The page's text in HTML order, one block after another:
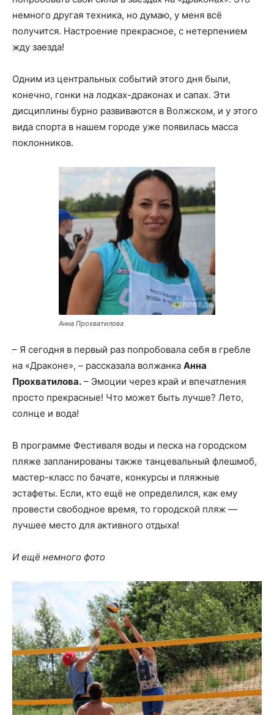
немного другая техника, но думаю, у меня всё
получится. Настроение прекрасное, с нетерпением
жду заезда!
Одним из центральных событий этого дня были,
конечно, гонки на лодках-драконах и сапах. Эти
дисциплины бурно развиваются в Волжском, и у этого
вида спорта в нашем городе уже появилась масса
поклонников.
Анна Прохватилова
– Я сегодня в первый раз попробовала себя в гребле
на «Драконе», – рассказала волжанка Анна
Прохватилова. – Эмоции через край и впечатления
просто прекрасные! Что может быть лучше? Лето,
солнце и вода!
В программе Фестиваля воды и песка на городском
пляже запланированы также танцевальный флешмоб,
мастер-класс по бачате, конкурсы и пляжные
эстафеты. Если, кто ещё не определился, как ему
провести свободное время, то городской пляж —
лучшее место для активного отдыха!
И ещё немного фото